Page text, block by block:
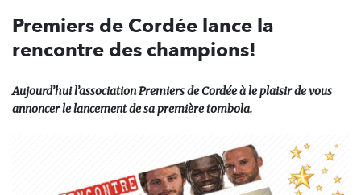
Premiers de Cordée lance la
rencontre des champions!
Aujourd’hui l’association Premiers de Cordée à le plaisir de vous
annoncer le lancement de sa première tombola.